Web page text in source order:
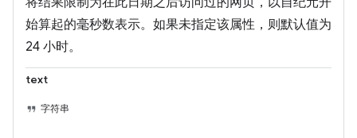
始算起的毫秒数表示。如果未指定该属性，则默认值为
24 小时。
text
字符串